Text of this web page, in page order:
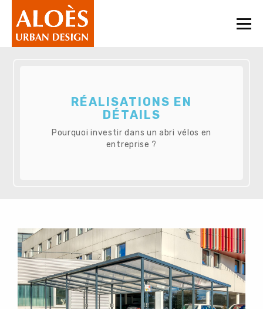
RÉALISATIONS EN
DÉTAILS
Pourquoi investir dans un abri vélos en
entreprise ?